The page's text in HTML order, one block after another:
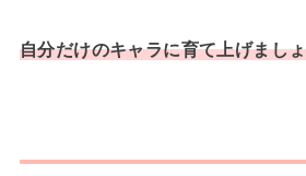
自分だけのキャラに育て上げまし